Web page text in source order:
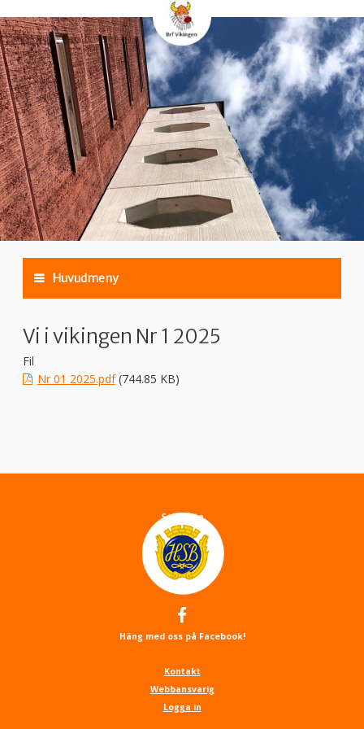
till
huvudinnehåll
Huvudmeny
Vi i vikingen Nr 1 2025
Fil
Nr 01 2025.pdf (744.85 KB)
Sajtkarta
Cookies
Sök
Häng med oss på Facebook!
Kontakt
Webbansvarig
Logga in